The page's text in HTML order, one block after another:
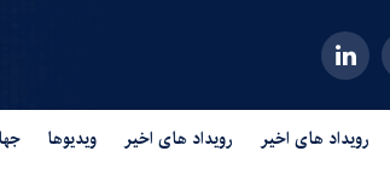
رویداد های اخیر رویداد های اخیر ویدیوها